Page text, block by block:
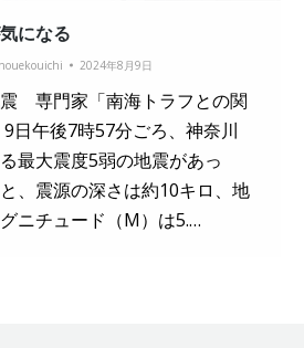
になる
2024年8月9日
専門家「南海トラフとの関
日午後7時57分ごろ、神奈川
最大震度5弱の地震があっ
、震源の深さは約10キロ、地
ニチュード（M）は5.…